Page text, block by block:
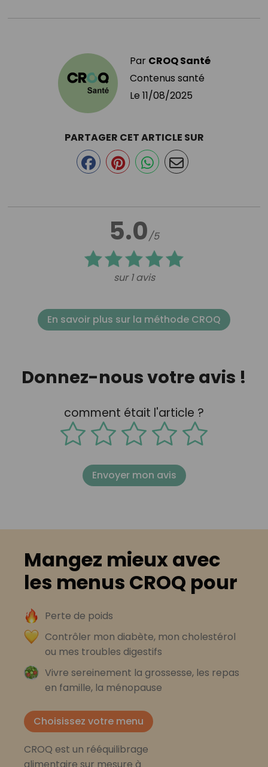
Par CROQ Santé
Contenus santé
Le 11/08/2025
5.0/5
sur 1 avis
PARTAGER CET ARTICLE SUR
En savoir plus sur la méthode CROQ
Donnez-nous votre avis !
comment était l'article ?
Envoyer mon avis
Mangez mieux avec
les menus CROQ pour
Perte de poids
Contrôler mon diabète, mon cholestérol
ou mes troubles digestifs
Vivre sereinement la grossesse, les repas
en famille, la ménopause
Choisissez votre menu
CROQ est un rééquilibrage
alimentaire sur mesure à